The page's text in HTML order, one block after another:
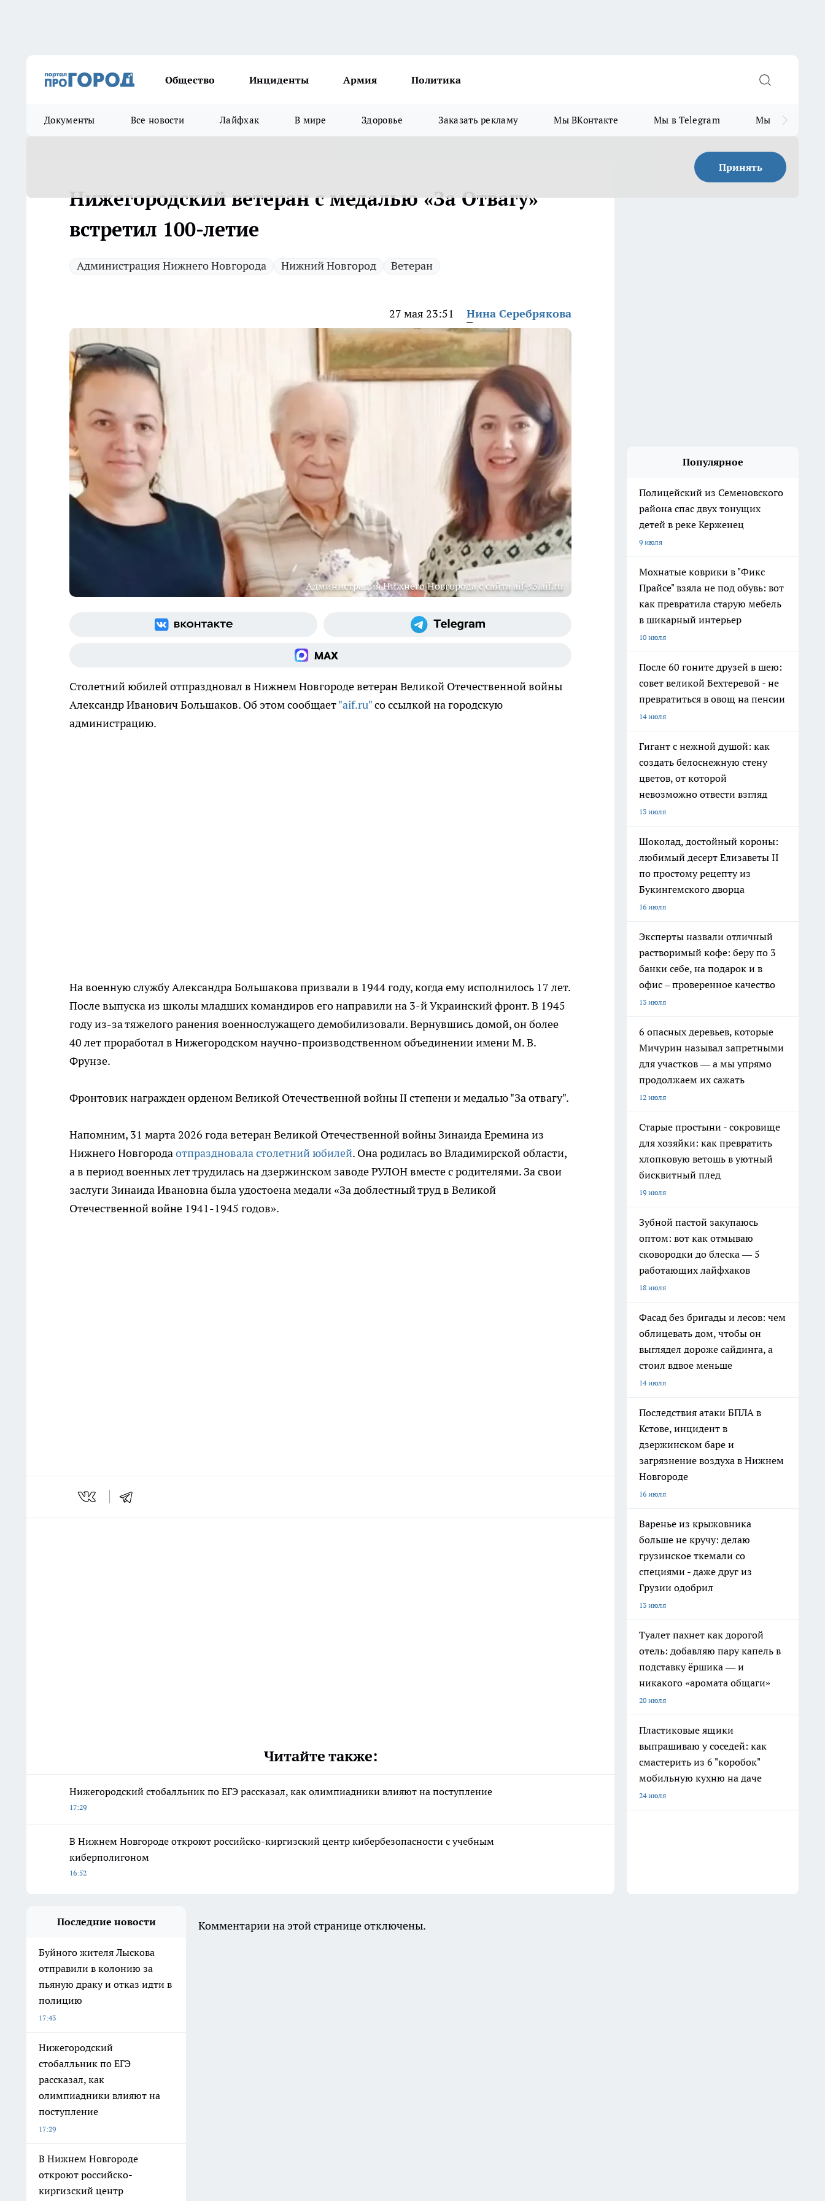
Общество Инциденты Армия Политика
Документы Все новости Лайфхак В мире Здоровье Заказать рекламу Мы ВКонтакте Мы в Telegram Мы в MAX
Принять
Нижегородский ветеран с медалью «За Отвагу»
встретил 100-летие
Администрация Нижнего Новгорода Нижний Новгород Ветеран
27 мая 23:51 Нина Серебрякова
Администрация Нижнего Новгорода с сайта aif-s3.aif.ru
Столетний юбилей отпраздновал в Нижнем Новгороде ветеран Великой Отечественной войны
Александр Иванович Большаков. Об этом сообщает"aif.ru"со ссылкой на городскую
администрацию.
На военную службу Александра Большакова призвали в 1944 году, когда ему исполнилось 17 лет.
После выпуска из школы младших командиров его направили на 3-й Украинский фронт. В 1945
году из-за тяжелого ранения военнослужащего демобилизовали. Вернувшись домой, он более
40 лет проработал в Нижегородском научно-производственном объединении имени М. В.
Фрунзе.
Фронтовик награжден орденом Великой Отечественной войны II степени и медалью "За отвагу".
Напомним, 31 марта 2026 года ветеран Великой Отечественной войны Зинаида Еремина из
Нижнего Новгородаотпраздновала столетний юбилей. Она родилась во Владимирской области,
а в период военных лет трудилась на дзержинском заводе РУЛОН вместе с родителями. За свои
заслуги Зинаида Ивановна была удостоена медали «За доблестный труд в Великой
Отечественной войне 1941-1945 годов».
Читайте также:
Нижегородский стобалльник по ЕГЭ рассказал, как олимпиадники влияют на поступление
17:29
В Нижнем Новгороде откроют российско-киргизский центр кибербезопасности с учебным
киберполигоном
16:52
Популярное
Полицейский из Семеновского
района спас двух тонущих
детей в реке Керженец
9 июля
Мохнатые коврики в "Фикс
Прайсе" взяла не под обувь: вот
как превратила старую мебель
в шикарный интерьер
10 июля
После 60 гоните друзей в шею:
совет великой Бехтеревой - не
превратиться в овощ на пенсии
14 июля
Гигант с нежной душой: как
создать белоснежную стену
цветов, от которой
невозможно отвести взгляд
13 июля
Шоколад, достойный короны:
любимый десерт Елизаветы II
по простому рецепту из
Букингемского дворца
16 июля
Эксперты назвали отличный
растворимый кофе: беру по 3
банки себе, на подарок и в
офис – проверенное качество
13 июля
6 опасных деревьев, которые
Мичурин называл запретными
для участков — а мы упрямо
продолжаем их сажать
12 июля
Старые простыни - сокровище
для хозяйки: как превратить
хлопковую ветошь в уютный
бисквитный плед
19 июля
Зубной пастой закупаюсь
оптом: вот как отмываю
сковородки до блеска — 5
работающих лайфхаков
18 июля
Фасад без бригады и лесов: чем
облицевать дом, чтобы он
выглядел дороже сайдинга, а
стоил вдвое меньше
14 июля
Последствия атаки БПЛА в
Кстове, инцидент в
дзержинском баре и
загрязнение воздуха в Нижнем
Новгороде
16 июля
Варенье из крыжовника
больше не кручу: делаю
грузинское ткемали со
специями - даже друг из
Грузии одобрил
13 июля
Туалет пахнет как дорогой
отель: добавляю пару капель в
подставку ёршика — и
никакого «аромата общаги»
20 июля
Пластиковые ящики
выпрашиваю у соседей: как
смастерить из 6 "коробок"
мобильную кухню на даче
24 июля
Последние новости
Буйного жителя Лыскова
отправили в колонию за
пьяную драку и отказ идти в
полицию
17:43
Нижегородский
стобалльник по ЕГЭ
рассказал, как
олимпиадники влияют на
поступление
17:29
В Нижнем Новгороде
откроют российско-
киргизский центр
Комментарии на этой странице отключены.